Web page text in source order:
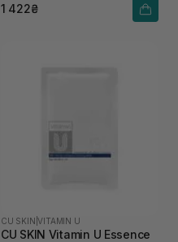
1 422₴
CU SKIN |VITAMIN U
CU SKIN Vitamin U Essence